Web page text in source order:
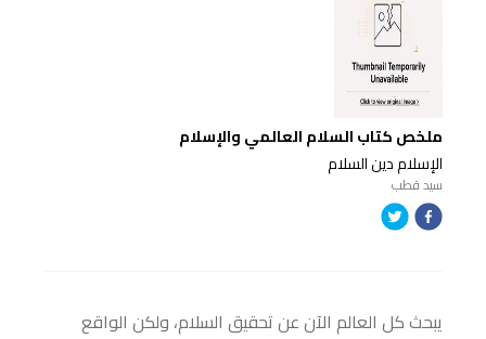
ملخص كتاب السلام العالمي والإسلام
الإسلام دين السلام
سيد قطب
يبحث كل العالم الآن عن تحقيق السلام، ولكن الواقع